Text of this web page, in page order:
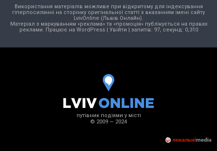
Використання матеріалів можливе при відкритому для індексування
гіперпосиланні на сторінку оригінальної статті з вказанням імені сайту
LvivOnline (Львів Онлайн).
Матеріал з маркуванням «реклама» та «промоція» публікується на правах
реклами. Працює на WordPress| Увійти | запитів: 97, секунд: 0,310
путівник подіями у місті
© 2009 — 2024